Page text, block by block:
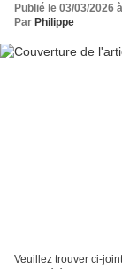
Publié le 03/03/2026
Par Philippe
Veuillez trouver ci-